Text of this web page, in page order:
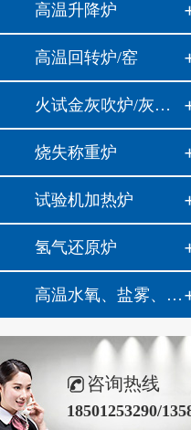
高温升降炉
高温回转炉/窑
火试金灰吹炉/灰分炉
烧失称重炉
试验机加热炉
氢气还原炉
高温水氧、盐雾、油雾热腐蚀系统
咨询热线
18501253290/